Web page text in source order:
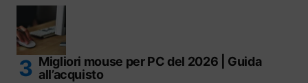
Migliori mouse per PC del 2026 | Guida
all’acquisto